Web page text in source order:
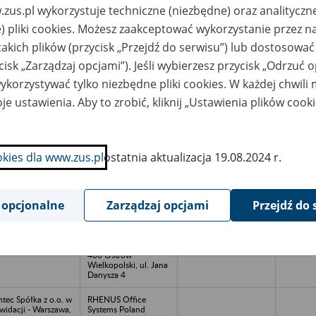
m.suski@archiwum.bi
z.pl
Polska Spółka z
w likwidacji -
ul. Przegon
2
Archiwum Usługowe
Filia TRANSPRIN
Spółka z o.o. 24-100
Góra Puławska, ul.
Długa 34
biuro@transprin.pl tel.
(81) 880 50 04
2011-
ul. Jesionowa
1
Ostrowie
Wielkopolskim 63-
400 Ostrów
Danysza 4
CHEMIE
Archiwum Spółka z
400 Ostrów
Wielkopolski, ul. Jana
Danysza 4
Spółka z o.o. w
- Warszawa,
RHENUS Office
Systems Poland
wykorzystuje techniczne (niezbędne) oraz
pliki cookies. Możesz zaakceptować wykorzystanie przez
plików (przycisk „Przejdź do serwisu”) lub
„Zarządzaj opcjami”). Jeśli wybierzesz przycisk „Odrzuć
tylko niezbędne pliki cookies. W każdej chwili
ustawienia. Aby to zrobić, kliknij „Ustawienia plików
dla www.zus.plostatnia aktualizacja 19.08.2024 r.
Zarządzaj opcjami Przejdź do